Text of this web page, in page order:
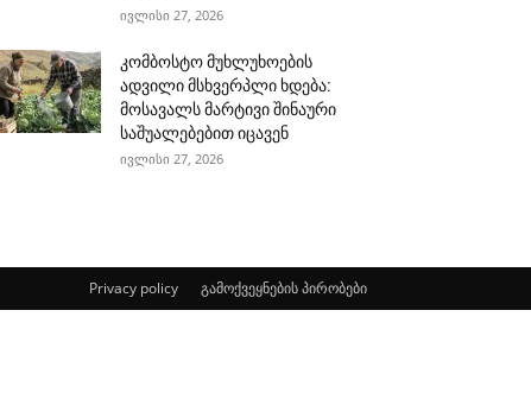
ივლისი 27, 2026
კომბოსტო მუხლუხოების
ადვილი მსხვერპლი ხდება:
მოსავალს მარტივი შინაური
საშუალებებით იცავენ
ივლისი 27, 2026
Privacy policy გამოქვეყნების პირობები